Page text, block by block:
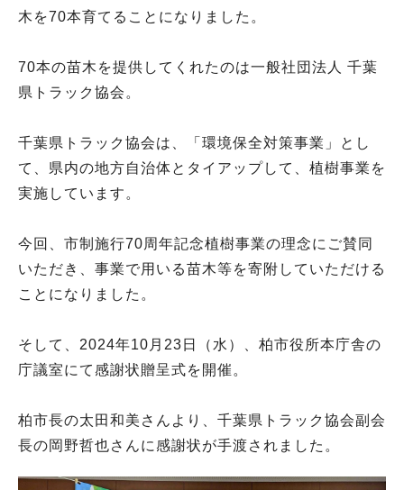
木を70本育てることになりました。
70本の苗木を提供してくれたのは一般社団法人 千葉
県トラック協会。
千葉県トラック協会は、「環境保全対策事業」とし
て、県内の地方自治体とタイアップして、植樹事業を
実施しています。
今回、市制施行70周年記念植樹事業の理念にご賛同
いただき、事業で用いる苗木等を寄附していただける
ことになりました。
そして、2024年10月23日（水）、柏市役所本庁舎の
庁議室にて感謝状贈呈式を開催。
柏市長の太田和美さんより、千葉県トラック協会副会
長の岡野哲也さんに感謝状が手渡されました。